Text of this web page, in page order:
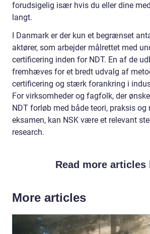
forudsigelig især hvis du eller dine
langt.
I Danmark er der kun et begrænset
aktører, som arbejder målrettet med
certificering inden for NDT. En af de
fremhæves for et bredt udvalg af
certificering og stærk forankring i
For virksomheder og fagfolk, der
NDT forløb med både teori, praksis
eksamen, kan NSK være et relevant
research.
Read more articles
More articles